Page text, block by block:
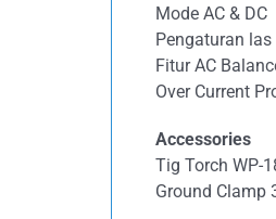
Mode AC & DC
Pengaturan
Fitur AC
Over Current
Accessories
Tig Torch WP-
Ground Clamp